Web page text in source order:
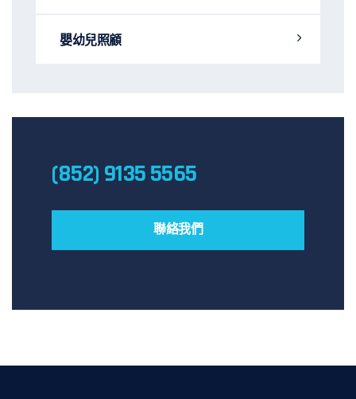
嬰幼兒照顧
(852) 9135 5565
聯絡我們